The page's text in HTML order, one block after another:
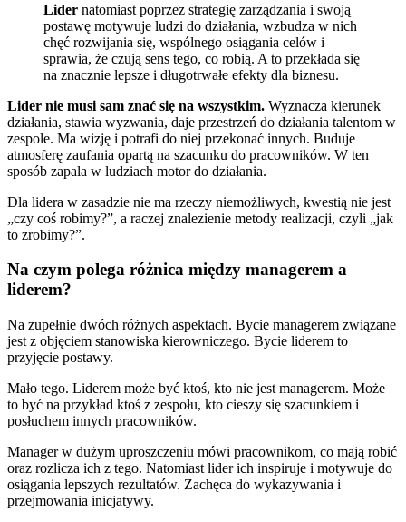
Lider natomiast poprzez strategię zarządzania i swoją
postawę motywuje ludzi do działania, wzbudza w nich
chęć rozwijania się, wspólnego osiągania celów i
sprawia, że czują sens tego, co robią. A to przekłada się
na znacznie lepsze i długotrwałe efekty dla biznesu.
Lider nie musi sam znać się na wszystkim. Wyznacza kierunek
działania, stawia wyzwania, daje przestrzeń do działania talentom w
zespole. Ma wizję i potrafi do niej przekonać innych. Buduje
atmosferę zaufania opartą na szacunku do pracowników. W ten
sposób zapala w ludziach motor do działania.
Dla lidera w zasadzie nie ma rzeczy niemożliwych, kwestią nie jest
„czy coś robimy?”, a raczej znalezienie metody realizacji, czyli „jak
to zrobimy?”.
Na czym polega różnica między managerem a
liderem?
Na zupełnie dwóch różnych aspektach. Bycie managerem związane
jest z objęciem stanowiska kierowniczego. Bycie liderem to
przyjęcie postawy.
Mało tego. Liderem może być ktoś, kto nie jest managerem. Może
to być na przykład ktoś z zespołu, kto cieszy się szacunkiem i
posłuchem innych pracowników.
Manager w dużym uproszczeniu mówi pracownikom, co mają robić
oraz rozlicza ich z tego. Natomiast lider ich inspiruje i motywuje do
osiągania lepszych rezultatów. Zachęca do wykazywania i
przejmowania inicjatywy.